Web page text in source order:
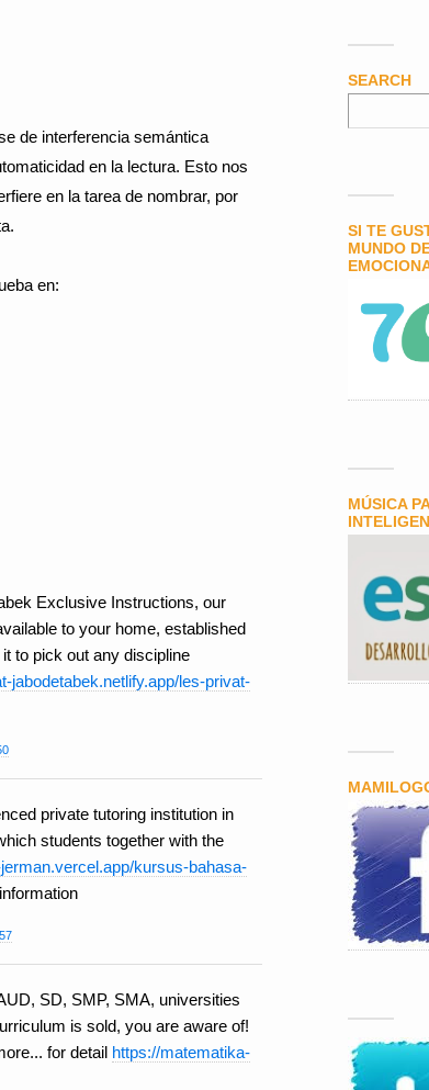
de interferencia semántica
en la lectura. Esto nos
en la tarea de nombrar, por
en:
Exclusive Instructions, our
to your home, established
to pick out any discipline
jabodetabek.netlify.app/les-privat-
private tutoring institution in
students together with the
kursus-bahasa-
SD, SMP, SMA, universities
is sold, you are aware of!
for detail https://matematika-
SEARCH
SI TE
MUNDO
MÚSICA